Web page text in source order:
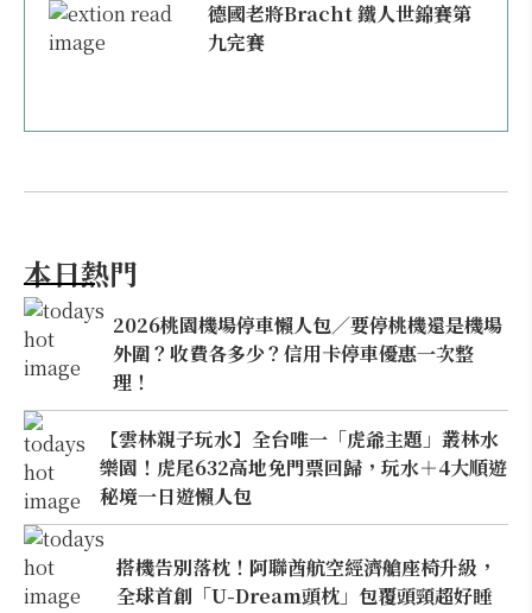
德國老將Bracht 鐵人世錦賽第
九完賽
本日熱門
2026桃園機場停車懶人包／要停桃機還是機場
外圍？收費各多少？信用卡停車優惠一次整
理！
【雲林親子玩水】全台唯一「虎爺主題」叢林水
樂園！虎尾632高地免門票回歸，玩水＋4大順遊
秘境一日遊懶人包
搭機告別落枕！阿聯酋航空經濟艙座椅升級，
全球首創「U-Dream頭枕」包覆頭頸超好睡